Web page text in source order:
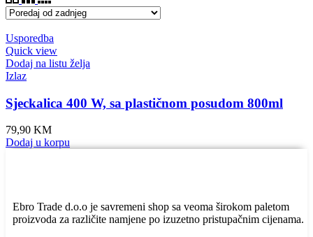
Usporedba
Quick view
Dodaj na listu želja
Izlaz
Sjeckalica 400 W, sa plastičnom posudom 800ml
79,90 KM
Dodaj u korpu
Ebro Trade d.o.o je savremeni shop sa veoma širokom paletom
proizvoda za različite namjene po izuzetno pristupačnim cijenama.